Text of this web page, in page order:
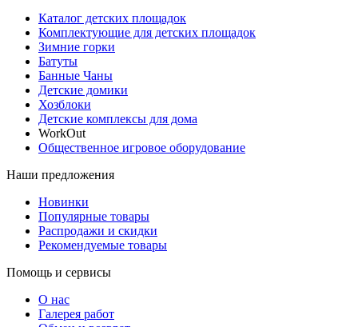
Каталог детских площадок
Комплектующие для детских площадок
Зимние горки
Батуты
Банные Чаны
Детские домики
Хозблоки
Детские комплексы для дома
WorkOut
Общественное игровое оборудование
Наши предложения
Новинки
Популярные товары
Распродажи и скидки
Рекомендуемые товары
Помощь и сервисы
О нас
Галерея работ